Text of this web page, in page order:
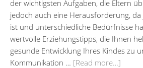
der wichtigsten Aufgaben, die Eltern
jedoch auch eine Herausforderung,
ist und unterschiedliche Bedürfnisse
wertvolle Erziehungstipps, die Ihnen
gesunde Entwicklung Ihres Kindes zu
Kommunikation … [Read more…]